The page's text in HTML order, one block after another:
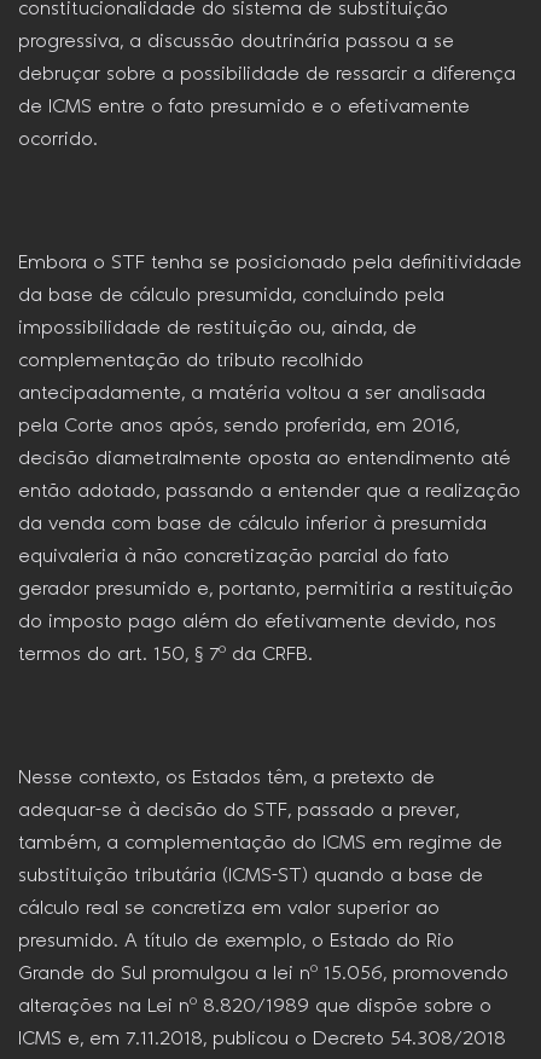
constitucionalidade do sistema de substituição
progressiva, a discussão doutrinária passou a se
debruçar sobre a possibilidade de ressarcir a diferença
de ICMS entre o fato presumido e o efetivamente
ocorrido.
Embora o STF tenha se posicionado pela definitividade
da base de cálculo presumida, concluindo pela
impossibilidade de restituição ou, ainda, de
complementação do tributo recolhido
antecipadamente, a matéria voltou a ser analisada
pela Corte anos após, sendo proferida, em 2016,
decisão diametralmente oposta ao entendimento até
então adotado, passando a entender que a realização
da venda com base de cálculo inferior à presumida
equivaleria à não concretização parcial do fato
gerador presumido e, portanto, permitiria a restituição
do imposto pago além do efetivamente devido, nos
termos do art. 150, § 7º da CRFB.
Nesse contexto, os Estados têm, a pretexto de
adequar-se à decisão do STF, passado a prever,
também, a complementação do ICMS em regime de
substituição tributária (ICMS-ST) quando a base de
cálculo real se concretiza em valor superior ao
presumido. A título de exemplo, o Estado do Rio
Grande do Sul promulgou a lei nº 15.056, promovendo
alterações na Lei nº 8.820/1989 que dispõe sobre o
ICMS e, em 7.11.2018, publicou o Decreto 54.308/2018